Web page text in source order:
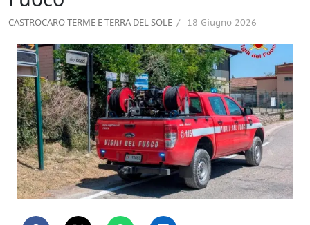
CASTROCARO TERME E TERRA DEL SOLE 18 Giugno 2026